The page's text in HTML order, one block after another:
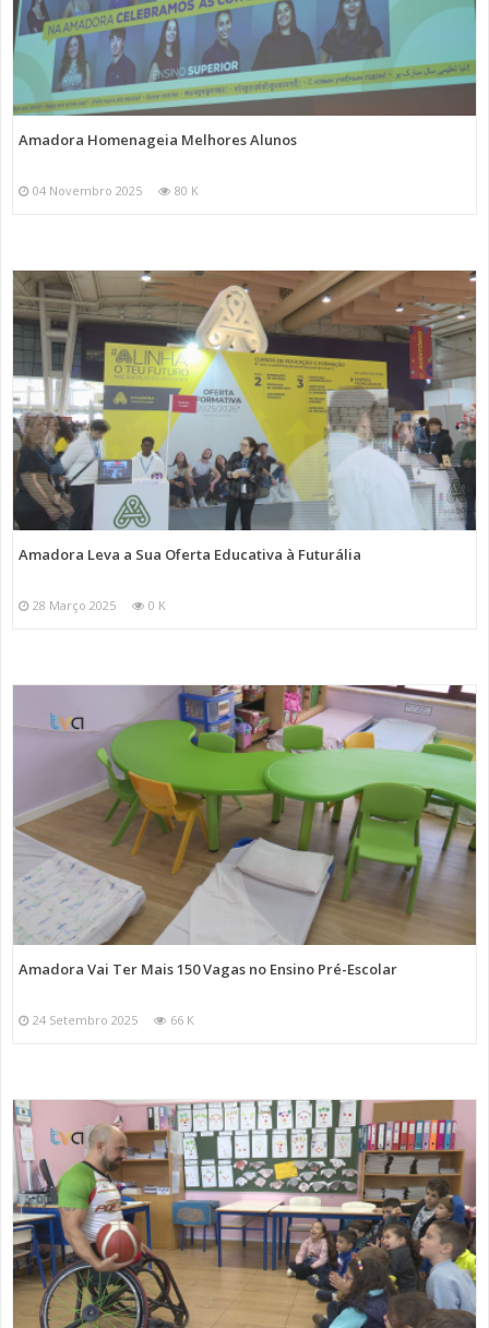
Amadora Homenageia Melhores Alunos
04 Novembro 2025 80 K
Amadora Leva a Sua Oferta Educativa à Futurália
28 Março 2025 0 K
Amadora Vai Ter Mais 150 Vagas no Ensino Pré-Escolar
24 Setembro 2025 66 K